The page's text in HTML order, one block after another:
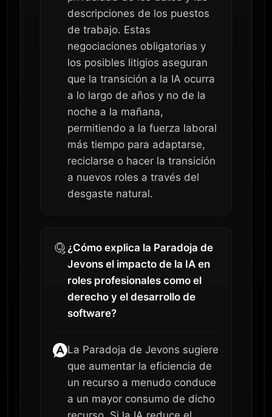
descripciones de los puestos
de trabajo. Estas
negociaciones obligatorias y
los posibles litigios aseguran
que la transición a la IA ocurra
a lo largo de años y no de la
noche a la mañana,
permitiendo a la fuerza laboral
más tiempo para adaptarse,
reciclarse o hacer la transición
a nuevos roles a través del
desgaste natural.
¿Cómo explica la Paradoja de
Jevons el impacto de la IA en
roles profesionales como el
derecho y el desarrollo de
software?
La Paradoja de Jevons sugiere
que aumentar la eficiencia de
un recurso a menudo conduce
a un mayor consumo de dicho